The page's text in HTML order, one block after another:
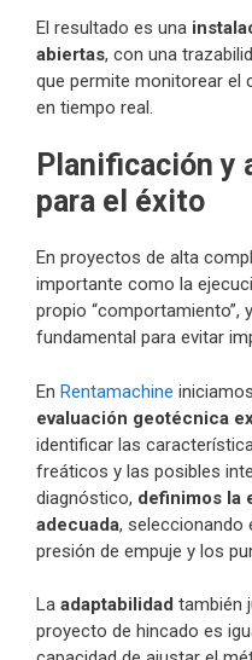
El resultado es una
abiertas, con una
que permite monitorear el
en tiempo real.
Planificación y
para el éxito
En proyectos de alta
importante como la
propio “comportamiento”,
fundamental para evitar
En Rentamachine
evaluación geotécnica
identificar las
freáticos y las posibles
diagnóstico, definimos la
adecuada, seleccionando
presión de empuje y los
La adaptabilidad también
proyecto de hincado es